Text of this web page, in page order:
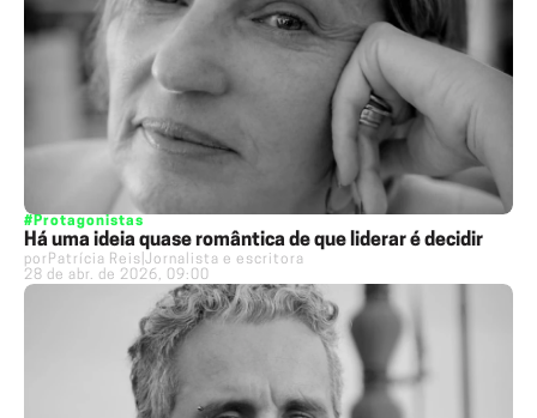
#Protagonistas
Há uma ideia quase romântica de que liderar é decidir
por Patrícia Reis Jornalista e escritora
28 de abr. de 2026, 09:00